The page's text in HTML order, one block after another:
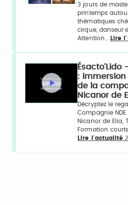
3 jours de
printemps
thématiques
cirque,
Attention…
Lire
:
de la
Nicanor de
Décryptez le
Compagnie
Nicanor de Elia,
Formation
Lire l'actualité